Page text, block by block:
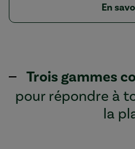
En
Trois gammes
pour répondre à
la